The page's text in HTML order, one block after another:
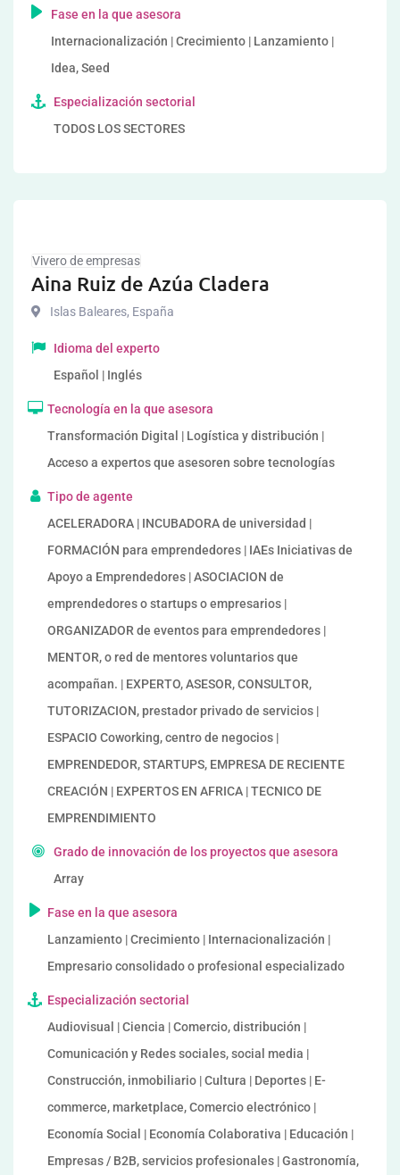
Fase en la que asesora
Internacionalización | Crecimiento | Lanzamiento |
Idea, Seed
Especialización sectorial
TODOS LOS SECTORES
Vivero de empresas
Aina Ruiz de Azúa Cladera
Islas Baleares, España
Idioma del experto
Español | Inglés
Tecnología en la que asesora
Transformación Digital | Logística y distribución |
Acceso a expertos que asesoren sobre tecnologías
Tipo de agente
ACELERADORA | INCUBADORA de universidad |
FORMACIÓN para emprendedores | IAEs Iniciativas de
Apoyo a Emprendedores | ASOCIACION de
emprendedores o startups o empresarios |
ORGANIZADOR de eventos para emprendedores |
MENTOR, o red de mentores voluntarios que
acompañan. | EXPERTO, ASESOR, CONSULTOR,
TUTORIZACION, prestador privado de servicios |
ESPACIO Coworking, centro de negocios |
EMPRENDEDOR, STARTUPS, EMPRESA DE RECIENTE
CREACIÓN | EXPERTOS EN AFRICA | TECNICO DE
EMPRENDIMIENTO
Grado de innovación de los proyectos que asesora
Array
Fase en la que asesora
Lanzamiento | Crecimiento | Internacionalización |
Empresario consolidado o profesional especializado
Especialización sectorial
Audiovisual | Ciencia | Comercio, distribución |
Comunicación y Redes sociales, social media |
Construcción, inmobiliario | Cultura | Deportes | E-
commerce, marketplace, Comercio electrónico |
Economía Social | Economía Colaborativa | Educación |
Empresas / B2B, servicios profesionales | Gastronomía,